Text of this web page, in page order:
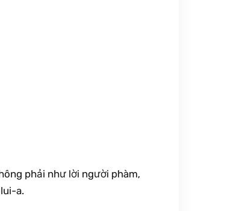
phải như lời người phàm,
a.